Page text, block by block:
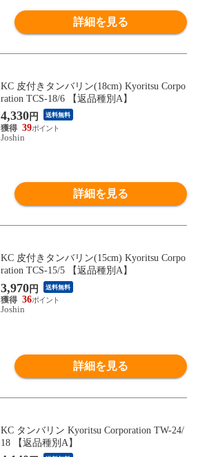
詳細を見る
KC 皮付きタンバリン(18cm) Kyoritsu Corpo
ration TCS-18/6 【返品種別A】
4,330円 送料無料
39
Joshin
詳細を見る
KC 皮付きタンバリン(15cm) Kyoritsu Corpo
ration TCS-15/5 【返品種別A】
3,970円 送料無料
36
Joshin
詳細を見る
KC タンバリン Kyoritsu Corporation TW-24/
18 【返品種別A】